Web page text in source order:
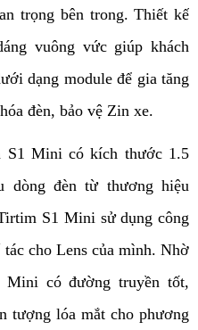
trọng bên trong. Thiết kế
vuông vức giúp khách
dạng module để gia tăng
đèn, bảo vệ Zin xe.
Mini có kích thước 1.5
dòng đèn từ thương hiệu
S1 Mini sử dụng công
tác cho Lens của mình. Nhờ
Mini có đường truyền tốt,
tượng lóa mắt cho phương